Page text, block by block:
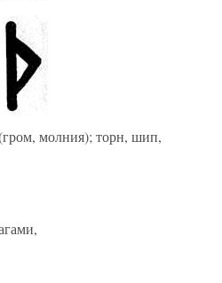
молния); торн, шип,